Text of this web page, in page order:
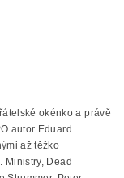
okénko a právě
autor Eduard
až těžko
Ministry, Dead